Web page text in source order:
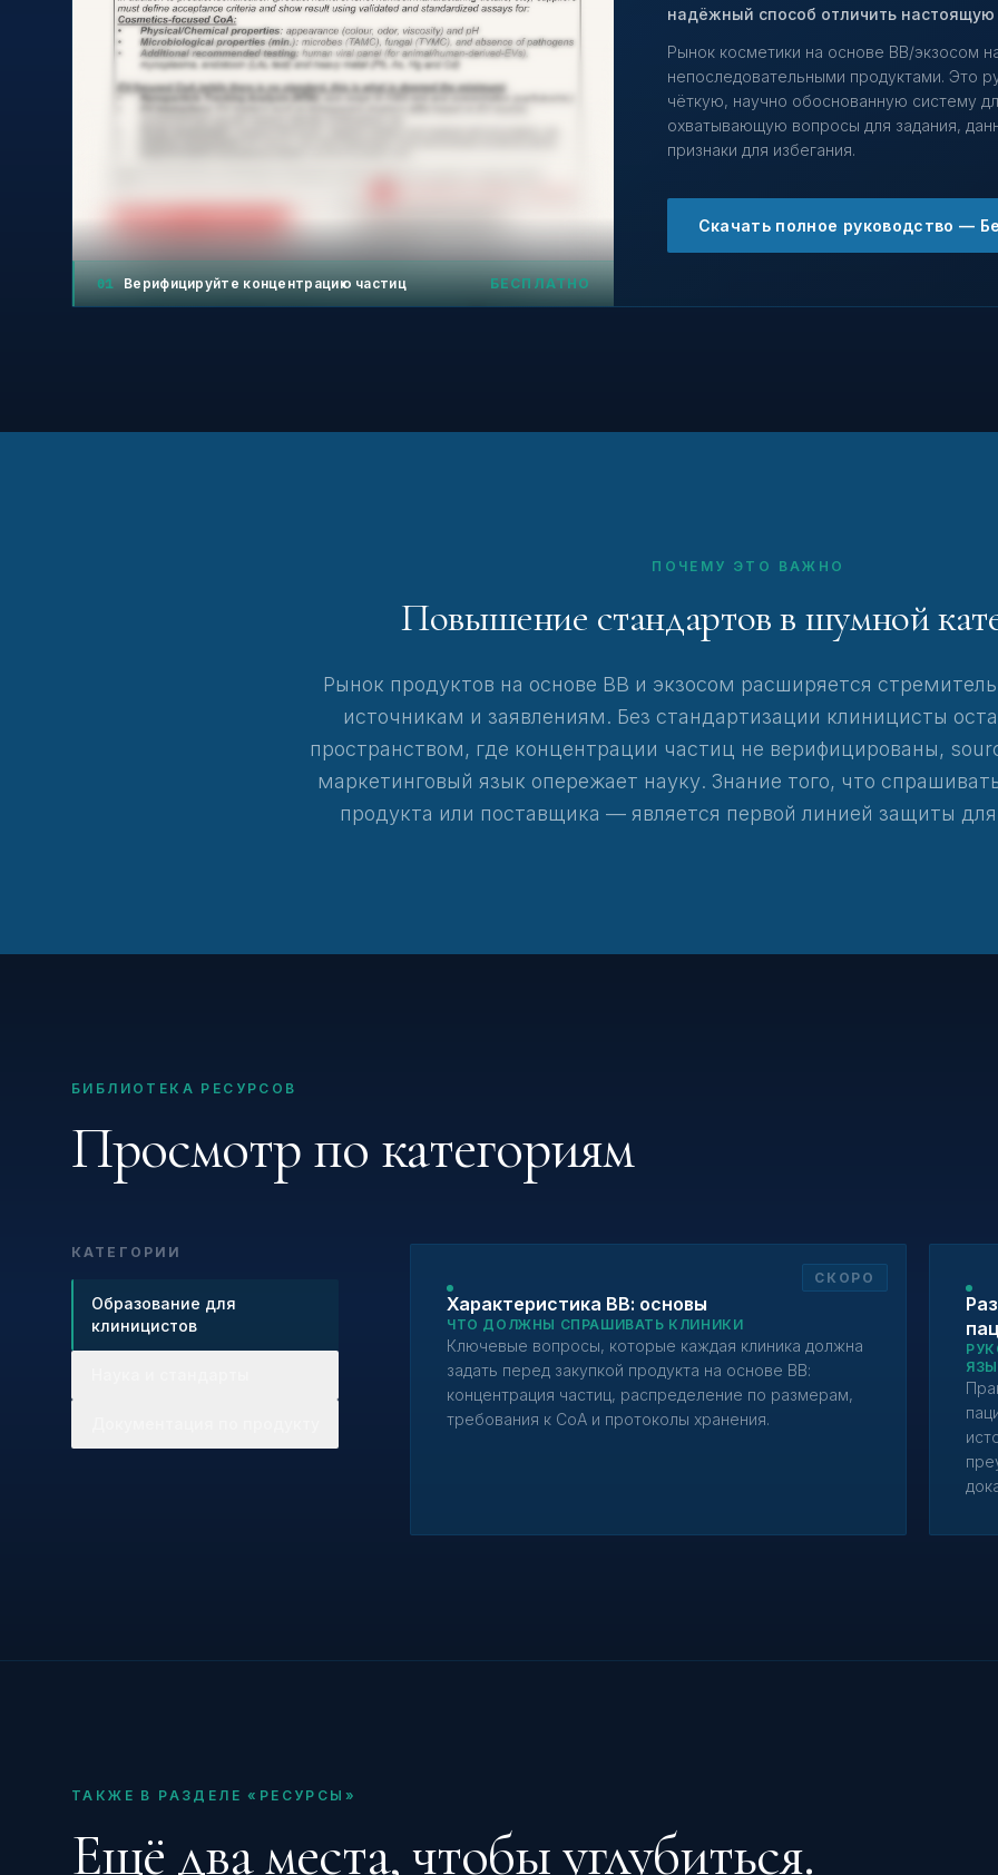
01 Верифицируйте концентрацию частиц БЕСПЛАТНО
надёжный способ отличить настоящую
Рынок косметики на основе ВВ/экзосом
непоследовательными продуктами. Это
чёткую, научно обоснованную систему
охватывающую вопросы для задания,
признаки для избегания.
Скачать полное руководство —
ПОЧЕМУ ЭТО ВАЖНО
Повышение стандартов в шумной
Рынок продуктов на основе ВВ и экзосом расширяется
источникам и заявлениям. Без стандартизации клиницисты
пространством, где концентрации частиц не верифицированы,
маркетинговый язык опережает науку. Знание того, что
продукта или поставщика — является первой линией защиты
БИБЛИОТЕКА РЕСУРСОВ
Просмотр по категориям
КАТЕГОРИИ
Образование для
клиницистов
СКОРО
Характеристика ВВ: основы
ЧТО ДОЛЖНЫ СПРАШИВАТЬ КЛИНИКИ
Ключевые вопросы, которые каждая клиника должна
задать перед закупкой продукта на основе ВВ:
концентрация частиц, распределение по размерам,
требования к CoA и протоколы хранения.
ТАКЖЕ В РАЗДЕЛЕ «РЕСУРСЫ»
Ещё два места, чтобы углубиться.